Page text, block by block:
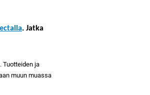
. Jatka
Tuotteiden ja
muun muassa